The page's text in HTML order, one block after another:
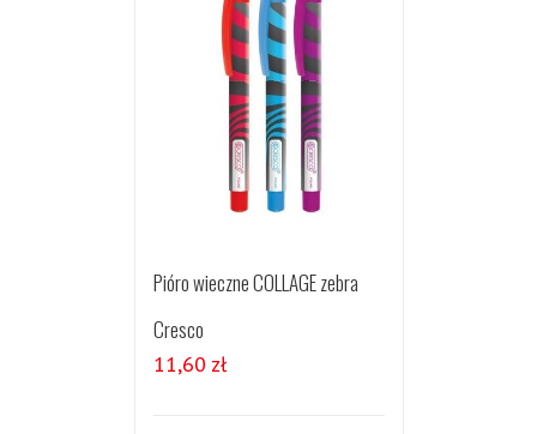
Pióro wieczne COLLAGE zebra
Cresco
11,60 zł